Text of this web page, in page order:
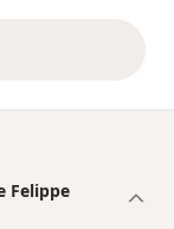
Felippe